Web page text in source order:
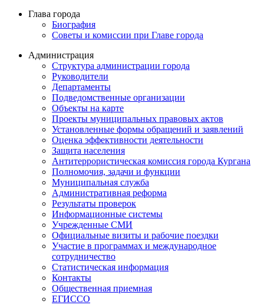
Глава города
Биография
Советы и комиссии при Главе города
Администрация
Структура администрации города
Руководители
Департаменты
Подведомственные организации
Объекты на карте
Проекты муниципальных правовых актов
Установленные формы обращений и заявлений
Оценка эффективности деятельности
Защита населения
Антитеррористическая комиссия города Кургана
Полномочия, задачи и функции
Муниципальная служба
Административная реформа
Результаты проверок
Информационные системы
Учрежденные СМИ
Официальные визиты и рабочие поездки
Участие в программах и международное
сотрудничество
Статистическая информация
Контакты
Общественная приемная
ЕГИССО